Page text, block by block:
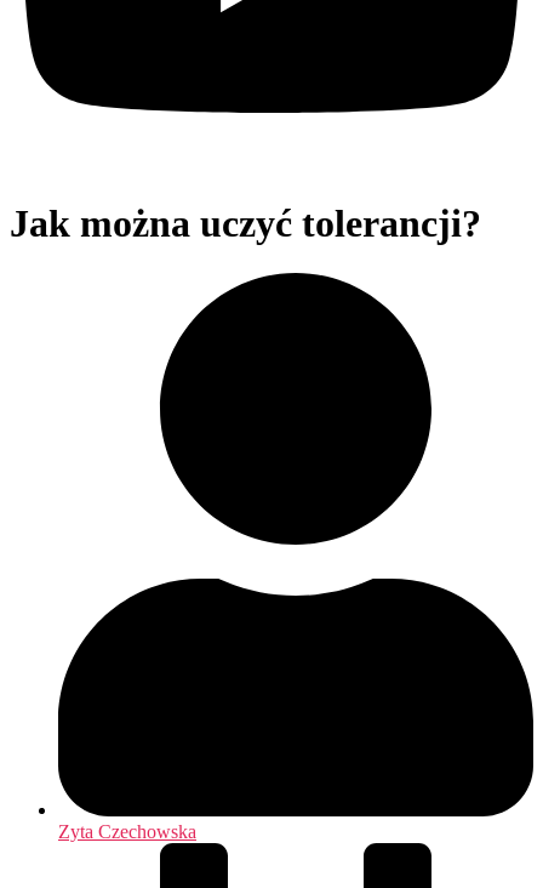
Jak można uczyć tolerancji?
Zyta Czechowska